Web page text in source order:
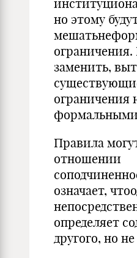
но этому
заменить,
ограничения
Правила
отношении
означает,
определяет
другого, но